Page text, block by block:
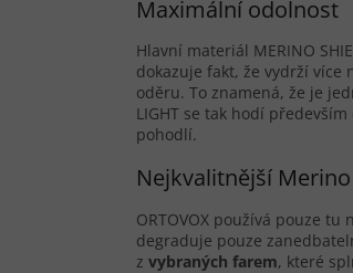
Maximální odolnost
Hlavní materiál MERINO
dokazuje fakt, že vydrží
oděru. To znamená, že je
LIGHT se tak hodí
pohodlí.
Nejkvalitnější
ORTOVOX používá pouze tu
degraduje pouze
z vybraných farem, které